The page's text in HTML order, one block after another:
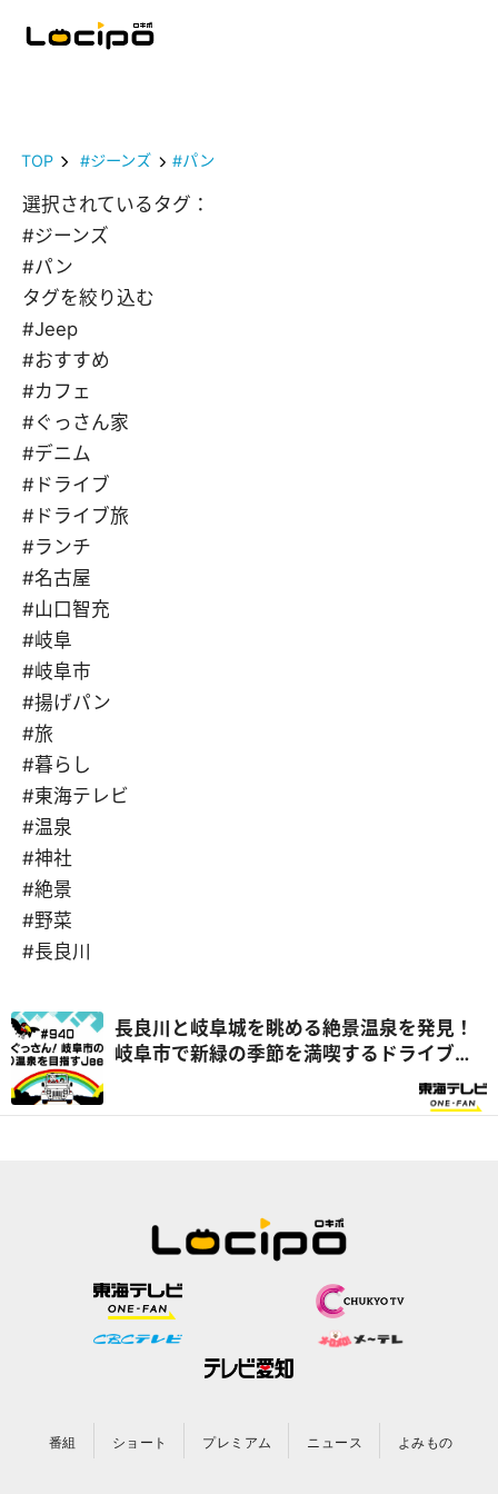
TOP #ジーンズ #パン
選択されているタグ：
#ジーンズ
#パン
タグを絞り込む
#Jeep
#おすすめ
#カフェ
#ぐっさん家
#デニム
#ドライブ
#ドライブ旅
#ランチ
#名古屋
#山口智充
#岐阜
#岐阜市
#揚げパン
#旅
#暮らし
#東海テレビ
#温泉
#神社
#絶景
#野菜
#長良川
長良川と岐阜城を眺める絶景温泉を発見！
岐阜市で新緑の季節を満喫するドライブ旅
番組 ショート プレミアム ニュース よみもの